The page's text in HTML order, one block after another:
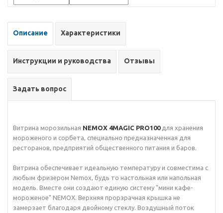
Описание Характеристики
Инструкции и руководства Отзывы
Задать вопрос
Витрина морозильная NEMOX 4MAGIC PRO100для хранения
мороженого и сорбета, специально предназначенная для
ресторанов, предприятий общественного питания и баров.
Витрина обеспечивает идеальную температуру и совместима с
любым фризером Nemox, будь то настольная или напольная
модель. Вместе они создают единую систему "мини кафе-
мороженое" NEMOX. Верхняя прорзрачная крышка не
замерзает благодаря двойному стеклу. Воздушный поток